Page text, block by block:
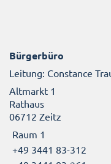
Bürgerbüro
Leitung: Constance
Altmarkt 1
Rathaus
06712 Zeitz
Raum 1
+49 3441 83-312